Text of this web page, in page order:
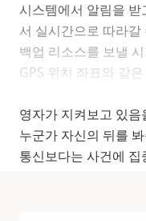
시스템에서 알림을
서 실시간으로 따라
백업 리소스를 보낼
GPS 위치 좌표와 같
영자가 지켜보고 있
누군가 자신의 뒤를
통신보다는 사건에